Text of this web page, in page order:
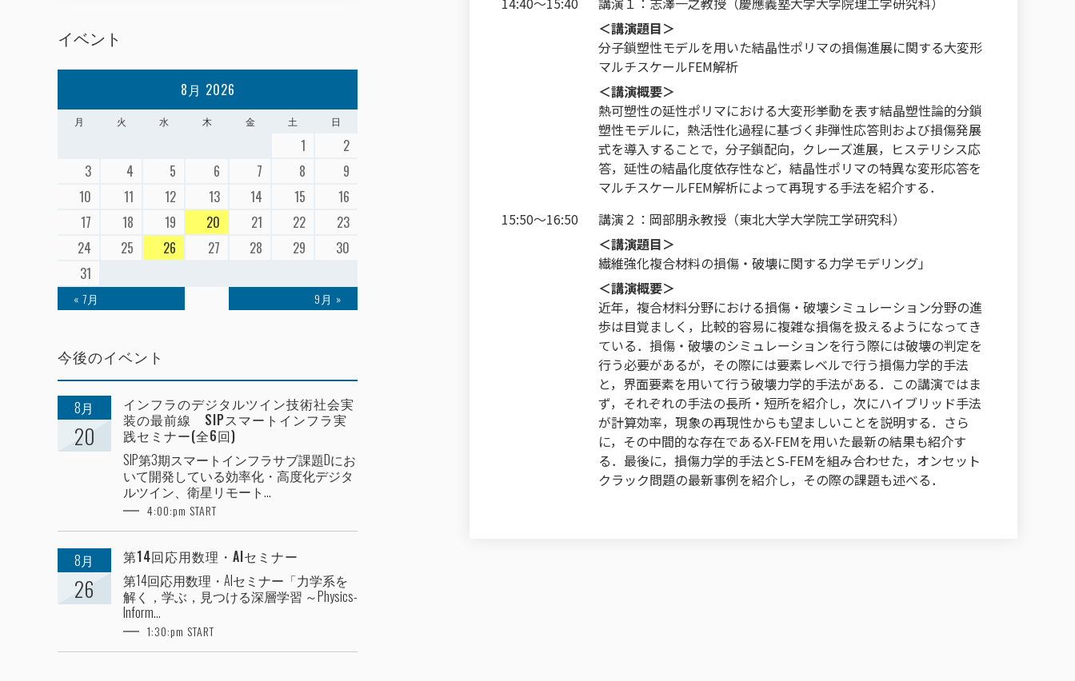
＜講演題目＞
分子鎖塑性モデルを用いた結晶性ポリマの損傷進展に関する大変形
マルチスケールFEM解析
＜講演概要＞
熱可塑性の延性ポリマにおける大変形挙動を表す結晶塑性論的分鎖
塑性モデルに，熱活性化過程に基づく非弾性応答則および損傷発展
式を導入することで，分子鎖配向，クレーズ進展，ヒステリシス応
答，延性の結晶化度依存性など，結晶性ポリマの特異な変形応答を
マルチスケールFEM解析によって再現する手法を紹介する．
15:50～16:50
講演２：岡部朋永教授（東北大学大学院工学研究科）
＜講演題目＞
繊維強化複合材料の損傷・破壊に関する力学モデリング」
＜講演概要＞
近年，複合材料分野における損傷・破壊シミュレーション分野の進
歩は目覚ましく，比較的容易に複雑な損傷を扱えるようになってき
ている．損傷・破壊のシミュレーションを行う際には破壊の判定を
行う必要があるが，その際には要素レベルで行う損傷力学的手法
と，界面要素を用いて行う破壊力学的手法がある．この講演ではま
ず，それぞれの手法の長所・短所を紹介し，次にハイブリッド手法
が計算効率，現象の再現性からも望ましいことを説明する．さら
に，その中間的な存在であるX-FEMを用いた最新の結果も紹介す
る．最後に，損傷力学的手法とS-FEMを組み合わせた，オンセット
クラック問題の最新事例を紹介し，その際の課題も述べる．
イベント
8月 2026
月 火 水 木 金 土 日
1
2
3
4 5 6 7 8
9
10
11 12 13 14 15
16
17
18 19 20 21 22
23
24
25 26 27 28 29
30
31
« 7月 9月 »
今後のイベント
8月
20
インフラのデジタルツイン技術社会実
装の最前線 SIPスマートインフラ実
践セミナー(全6回)
SIP第3期スマートインフラサブ課題Dにお
いて開発している効率化・高度化デジタ
ルツイン、衛星リモート...
4:00:pm START
8月
26
第14回応用数理・AIセミナー
第14回応用数理・AIセミナー「力学系を
解く，学ぶ，見つける深層学習 ～Physics-
Inform...
1:30:pm START